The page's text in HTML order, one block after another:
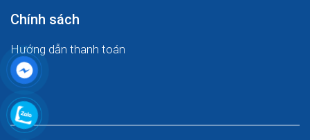
Chính sách
Hướng dẫn thanh toán